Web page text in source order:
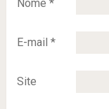
Nome *
E-mail *
Site